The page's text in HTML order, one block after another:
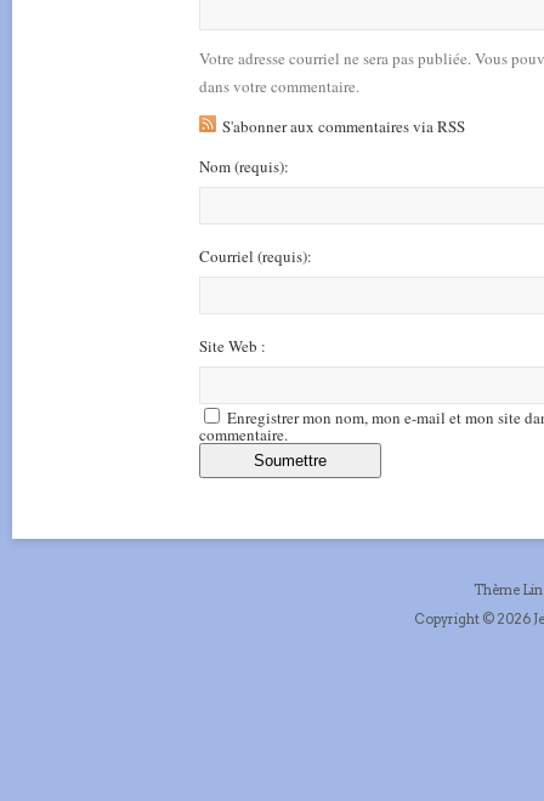
Votre adresse courriel ne sera pas publiée. Vous
dans votre commentaire.
S'abonner aux commentaires via RSS
Nom(requis):
Courriel (requis):
Site Web :
Enregistrer mon nom, mon e-mail et mon site
commentaire.
Thème
Copyright © 2026